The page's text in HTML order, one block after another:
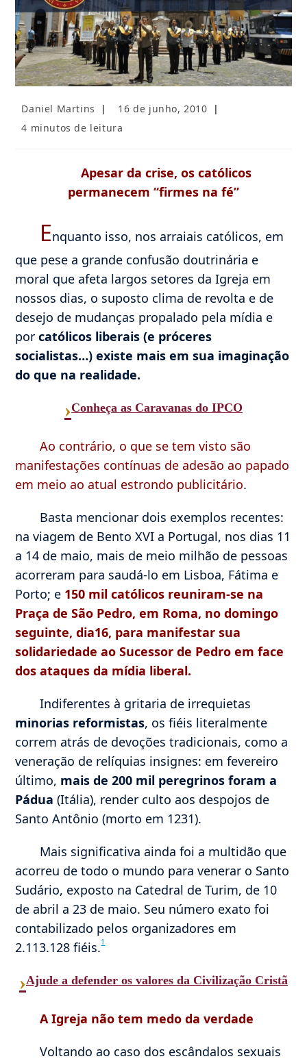
Autor
post:
Daniel Martins
Post
publicado:
16 de junho, 2010
Tempo
4 minutos de leitura
Apesar da crise, os católicos
permanecem “firmes na fé”
Enquanto isso, nos arraiais católicos, em
que pese a grande confusão doutrinária e
moral que afeta largos setores da Igreja em
nossos dias, o suposto clima de revolta e de
desejo de mudanças propalado pela mídia e
porcatólicos liberais (e próceres
socialistas…) existe mais em sua imaginação
do que na realidade.
›Conheça as Caravanas do IPCO
Ao contrário, o que se tem visto são
manifestações contínuas de adesão ao papado
em meio ao atual estrondo publicitário.
Basta mencionar dois exemplos recentes:
na viagem de Bento XVI a Portugal, nos dias 11
a 14 de maio, mais de meio milhão de pessoas
acorreram para saudá-lo em Lisboa, Fátima e
Porto; e 150 mil católicos reuniram-se na
Praça de São Pedro, em Roma, no domingo
seguinte, dia16, para manifestar sua
solidariedade ao Sucessor de Pedro em face
dos ataques da mídia liberal.
Indiferentes à gritaria de irrequietas
minorias reformistas, os fiéis literalmente
correm atrás de devoções tradicionais, como a
veneração de relíquias insignes: em fevereiro
último, mais de 200 mil peregrinos foram a
Pádua (Itália), render culto aos despojos de
Santo Antônio (morto em 1231).
Mais significativa ainda foi a multidão que
acorreu de todo o mundo para venerar o Santo
Sudário, exposto na Catedral de Turim, de 10
de abril a 23 de maio. Seu número exato foi
contabilizado pelos organizadores em
2.113.128 fiéis.1
›Ajude a defender os valores da Civilização Cristã
A Igreja não tem medo da verdade
Voltando ao caso dos escândalos sexuais